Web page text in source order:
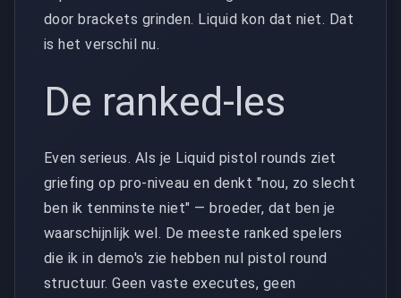
door brackets grinden. Liquid kon dat niet. Dat
is het verschil nu.
De ranked-les
Even serieus. Als je Liquid pistol rounds ziet
griefing op pro-niveau en denkt "nou, zo slecht
ben ik tenminste niet" — broeder, dat ben je
waarschijnlijk wel. De meeste ranked spelers
die ik in demo's zie hebben nul pistol round
structuur. Geen vaste executes, geen